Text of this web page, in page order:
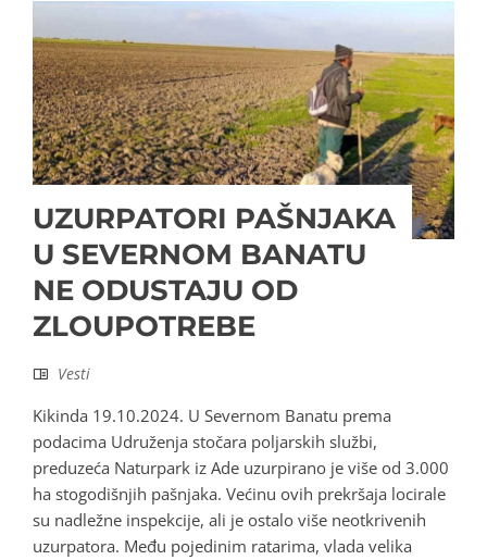
UZURPATORI PAŠNJAKA
U SEVERNOM BANATU
NE ODUSTAJU OD
ZLOUPOTREBE
Vesti
Kikinda 19.10.2024. U Severnom Banatu prema
podacima Udruženja stočara poljarskih službi,
preduzeća Naturpark iz Ade uzurpirano je više od 3.000
ha stogodišnjih pašnjaka. Većinu ovih prekršaja locirale
su nadležne inspekcije, ali je ostalo više neotkrivenih
uzurpatora. Među pojedinim ratarima, vlada velika